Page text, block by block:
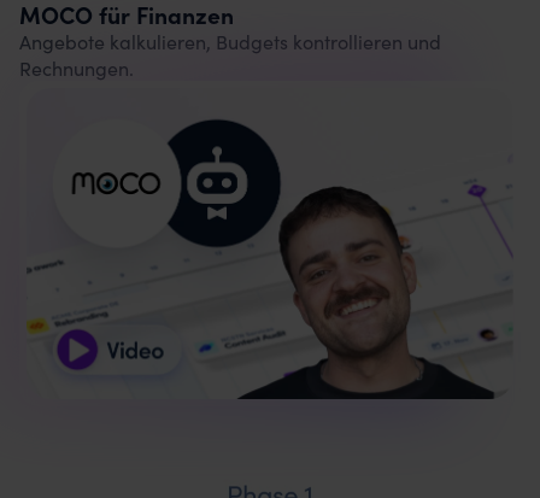
MOCO für Finanzen
Angebote kalkulieren, Budgets kontrollieren und
Rechnungen.